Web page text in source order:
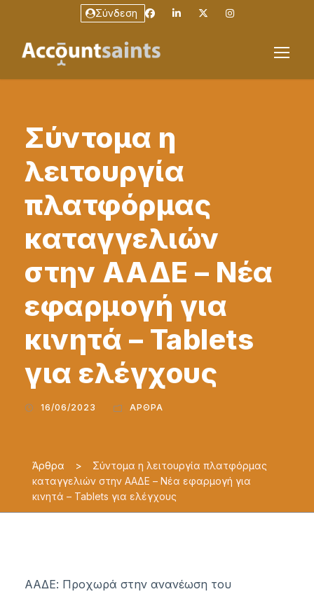
Σύνδεση
Σύντομα η
λειτουργία
πλατφόρμας
καταγγελιών
στην ΑΑΔΕ – Νέα
εφαρμογή για
κινητά – Tablets
για ελέγχους
16/06/2023 ΆΡΘΡΑ
Άρθρα >
Σύντομα η λειτουργία πλατφόρμας
καταγγελιών στην ΑΑΔΕ – Νέα εφαρμογή για
κινητά – Tablets για ελέγχους
ΑΑΔΕ: Προχωρά στην ανανέωση του